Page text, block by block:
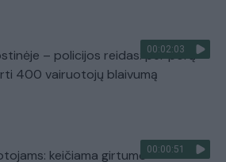
00:02:03
– policijos reidas: per porą
400 vairuotojų blaivumą
00:00:51
keičiama girtumo